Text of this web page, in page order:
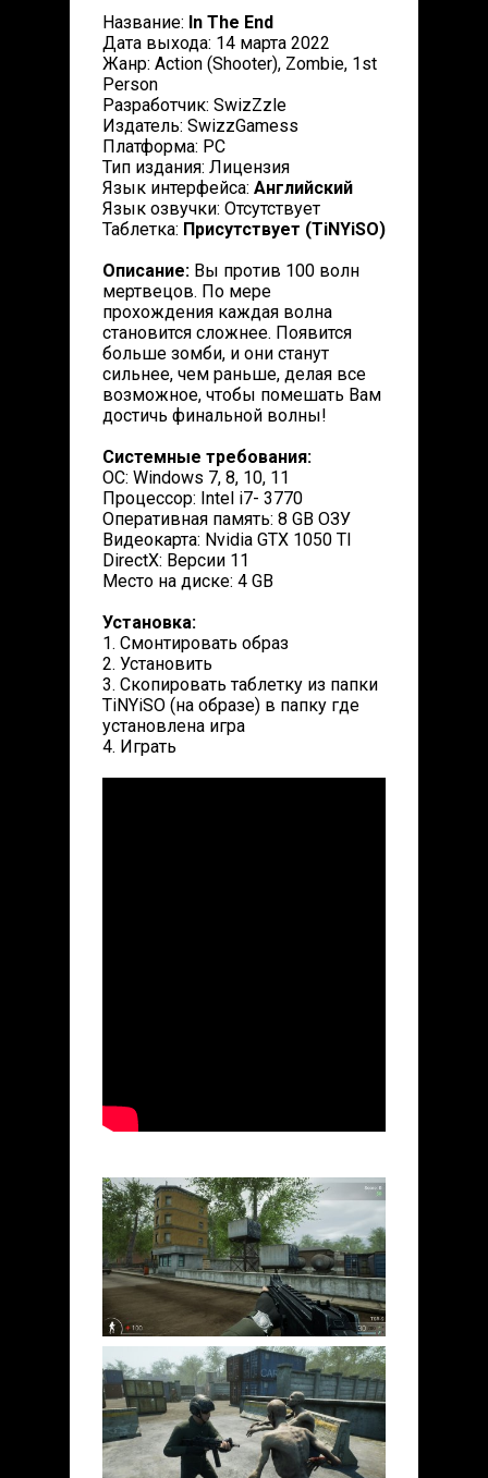
Название: In The End
Дата выхода: 14 марта 2022
Жанр: Action (Shooter), Zombie, 1st
Person
Разработчик: SwizZzle
Издатель: SwizzGamess
Платформа: PC
Тип издания: Лицензия
Язык интерфейса: Английский
Язык озвучки: Отсутствует
Таблетка: Присутствует (TiNYiSO)
Описание: Вы против 100 волн
мертвецов. По мере
прохождения каждая волна
становится сложнее. Появится
больше зомби, и они станут
сильнее, чем раньше, делая все
возможное, чтобы помешать Вам
достичь финальной волны!
Системные требования:
ОС: Windows 7, 8, 10, 11
Процессор: Intel i7- 3770
Оперативная память: 8 GB ОЗУ
Видеокарта: Nvidia GTX 1050 TI
DirectX: Версии 11
Место на диске: 4 GB
Установка:
1. Смонтировать образ
2. Установить
3. Скопировать таблетку из папки
TiNYiSO (на образе) в папку где
установлена игра
4. Играть